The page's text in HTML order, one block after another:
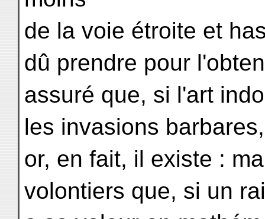
de la voie étroite et
dû prendre pour
assuré que, si l'art
les invasions
or, en fait, il existe :
volontiers que, si un